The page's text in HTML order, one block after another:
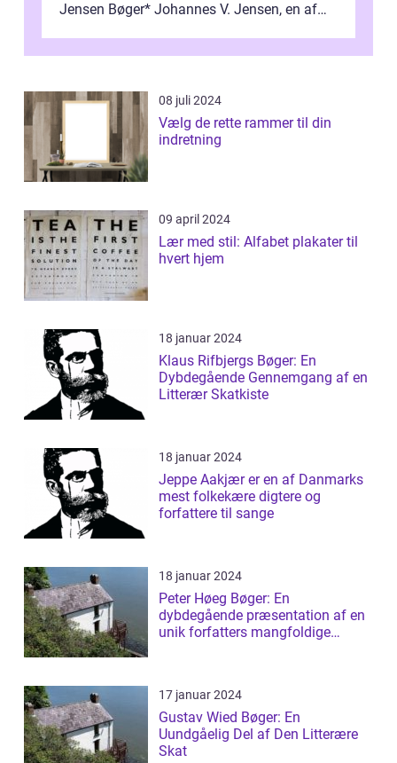
Jensen Bøger* Johannes V. Jensen, en af
et enestående...
08 juli 2024
Vælg de rette rammer til din
indretning
09 april 2024
Lær med stil: Alfabet plakater til
hvert hjem
18 januar 2024
Klaus Rifbjergs Bøger: En
Dybdegående Gennemgang af en
Litterær Skatkiste
18 januar 2024
Jeppe Aakjær er en af Danmarks
mest folkekære digtere og
forfattere til sange
18 januar 2024
Peter Høeg Bøger: En
dybdegående præsentation af en
unik forfatters mangfoldige
17 januar 2024
Gustav Wied Bøger: En
Uundgåelig Del af Den Litterære
Skat